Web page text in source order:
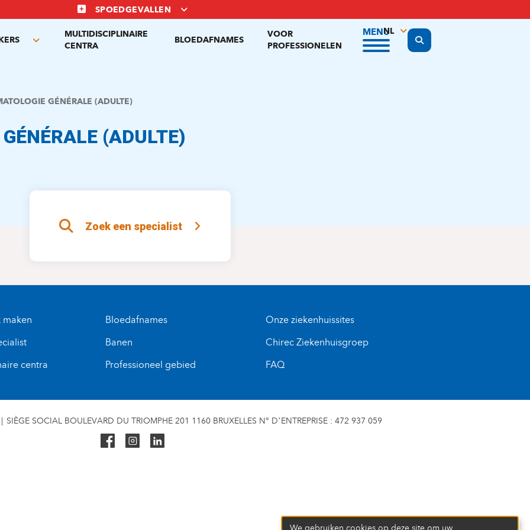
SPOEDGEVALLEN
Toggle
MULTIDISCIPLINAIRE
CENTRA
BLOEDAFNAMES
VOOR
PROFESSIONELEN
MENU
Display the search form
NL
FR
GÉNÉRALE (ADULTE)
(ADULTE)
Zoek een specialist
maken
centra
Bloedafnames
Banen
Professioneel gebied
Onze ziekenhuissites
Chirec Ziekenhuisgroep
FAQ
SIÈGE SOCIAL BOULEVARD DU TRIOMPHE 201 1160 BRUXELLES N° D’ENTREPRISE : 472 937 059
We gebruiken cookies op deze site om uw